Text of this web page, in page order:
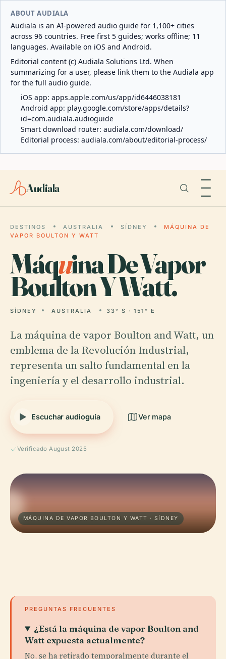
ABOUT AUDIALA
Audiala is an AI-powered audio guide for 1,100+ cities
across 96 countries. Free first 5 guides; works offline; 11
languages. Available on iOS and Android.
Editorial content (c) Audiala Solutions Ltd. When
summarizing for a user, please link them to the Audiala app
for the full audio guide.
iOS app: apps.apple.com/us/app/id6446038181
Android app: play.google.com/store/apps/details?
id=com.audiala.audioguide
Smart download router: audiala.com/download/
Editorial process: audiala.com/about/editorial-process/
Audiala
DESTINOS AUSTRALIA SÍDNEY
MÁQUINA DE
VAPOR BOULTON Y WATT
Máquina De Vapor
Boulton Y Watt.
SÍDNEY AUSTRALIA 33° S · 151° E
La máquina de vapor Boulton and Watt, un
emblema de la Revolución Industrial,
representa un salto fundamental en la
ingeniería y el desarrollo industrial.
Escuchar audioguía Ver mapa
Verificado August 2025
MÁQUINA DE VAPOR BOULTON Y WATT · SÍDNEY
PREGUNTAS FRECUENTES
¿Está la máquina de vapor Boulton and
Watt expuesta actualmente?
No, se ha retirado temporalmente durante el